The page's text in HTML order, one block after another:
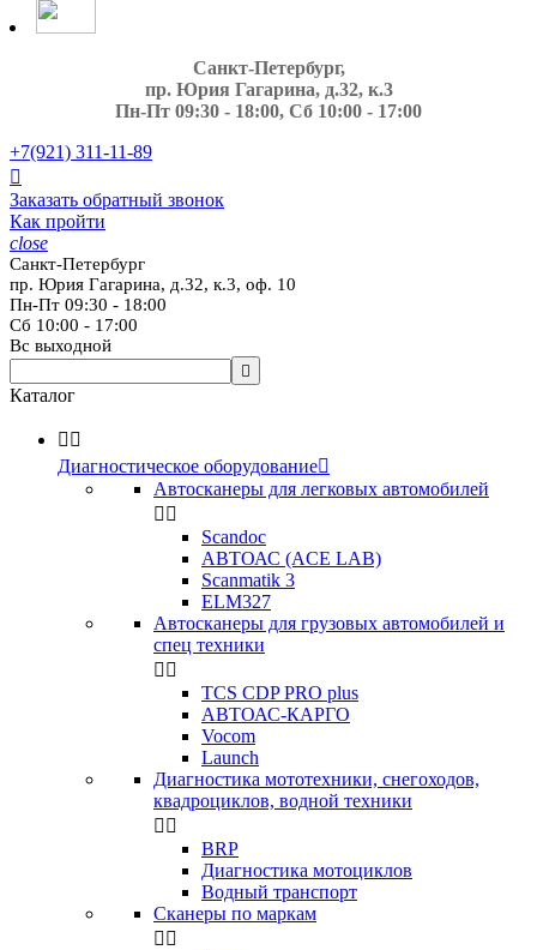
Санкт-Петербург,
пр. Юрия Гагарина, д.32, к.3
Пн-Пт 09:30 - 18:00, Сб 10:00 - 17:00
+7(921) 311-11-89

Заказать обратный звонок
Как пройти
close
Санкт-Петербург
пр. Юрия Гагарина, д.32, к.3, оф. 10
Пн-Пт 09:30 - 18:00
Сб 10:00 - 17:00
Вс выходной

Каталог
 
Диагностическое оборудование
Автосканеры для легковых автомобилей
 
Scandoc
АВТОАС (ACE LAB)
Scanmatik 3
ELM327
Автосканеры для грузовых автомобилей и
спец техники
 
TCS CDP PRO plus
АВТОАС-КАРГО
Vocom
Launch
Диагностика мототехники, снегоходов,
квадроциклов, водной техники
 
BRP
Диагностика мотоциклов
Водный транспорт
Сканеры по маркам
 